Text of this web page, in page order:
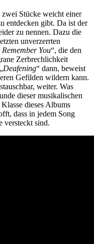
Stücke weicht einer
entdecken gibt. Da ist der
zu nennen. Dazu die
unverzerrten
Remember You“, die den
Zerbrechlichkeit
Deafening“ dann, beweist
Gefilden wildern kann.
weiter. Was
dieser musikalischen
dieses Albums
dass in jedem Song
versteckt sind.